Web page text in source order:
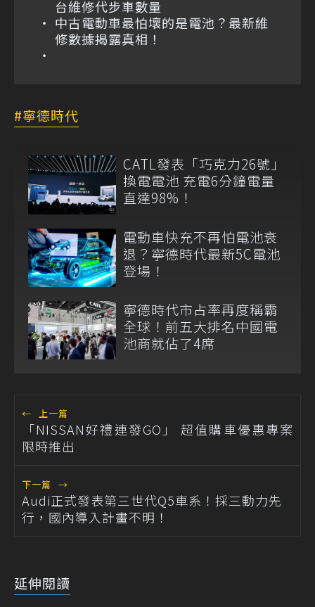
台維修代步車數量
中古電動車最怕壞的是電池？最新維
修數據揭露真相！
寧德時代
CATL發表「巧克力26號」
換電電池 充電6分鐘電量
直達98%！
電動車快充不再怕電池衰
退？寧德時代最新5C電池
登場！
寧德時代市占率再度稱霸
全球！前五大排名中國電
池商就佔了4席
← 上一篇
「NISSAN好禮連發GO」 超值購車優惠專案
限時推出
下一篇 →
Audi正式發表第三世代Q5車系！採三動力先
行，國內導入計畫不明！
延伸閱讀